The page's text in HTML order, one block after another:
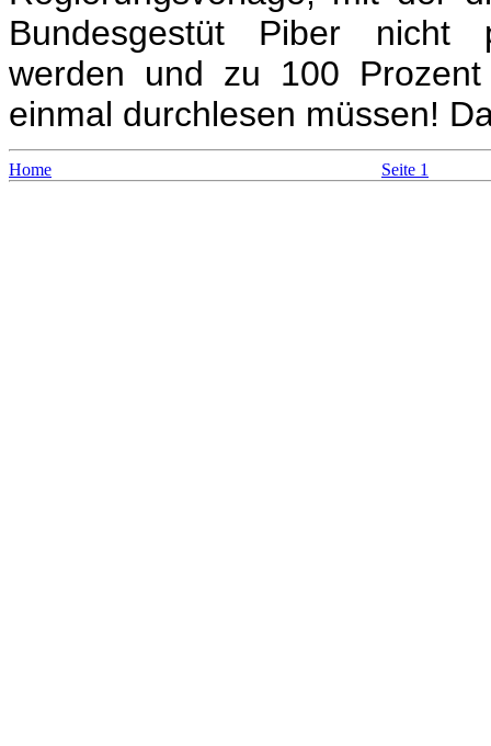
Bundesgestüt Piber nicht
werden und zu 100
einmal durchlesen müssen!
Home Seite 1